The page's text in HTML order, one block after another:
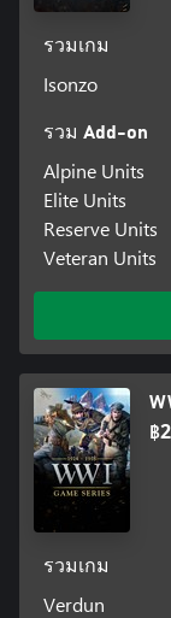
รวมเกม
Isonzo
รวม Add-on
Alpine Units
Elite Units
Reserve Units
Veteran Units
฿
รวมเกม
Verdun